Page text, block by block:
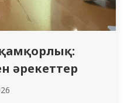
әрекеттер